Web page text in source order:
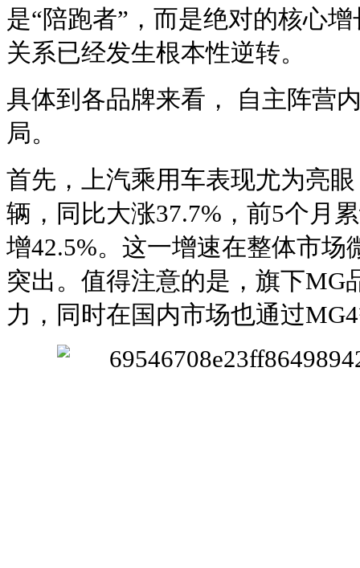
是“陪跑者”，而是绝对的核心
关系已经发生根本性逆转。
具体到各品牌来看， 自主阵营
局。
首先，上汽乘用车表现尤为亮
辆，同比大涨37.7%，前5个月
增42.5%。这一增速在整体市
突出。值得注意的是，旗下MG
力，同时在国内市场也通过